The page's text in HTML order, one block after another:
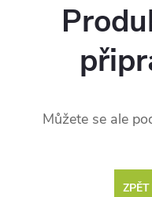
Můžete se ale